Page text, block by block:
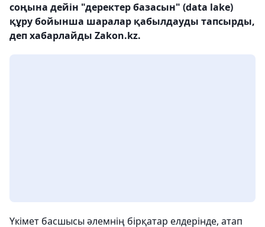
соңына дейін "деректер базасын" (data lake)
құру бойынша шаралар қабылдауды тапсырды,
деп хабарлайды Zakon.kz.
Үкімет басшысы әлемнің бірқатар елдерінде, атап